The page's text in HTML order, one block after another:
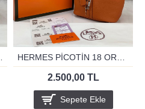
2.500,00 TL
Sepete Ekle